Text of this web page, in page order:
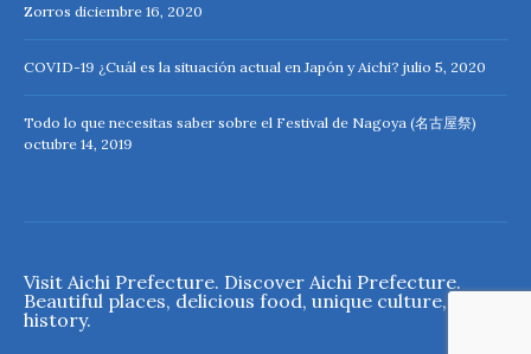
Zorros diciembre 16, 2020
COVID-19 ¿Cuál es la situación actual en Japón y Aichi? julio 5, 2020
Todo lo que necesitas saber sobre el Festival de Nagoya (名古屋祭)
octubre 14, 2019
Visit Aichi Prefecture. Discover Aichi Prefecture.
Beautiful places, delicious food, unique culture, rich
history.